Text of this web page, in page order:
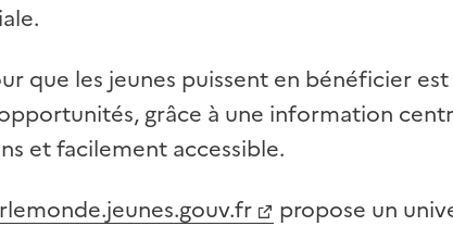
que les jeunes puissent en bénéficier est
grâce à une information
et facilement accessible.
propose un